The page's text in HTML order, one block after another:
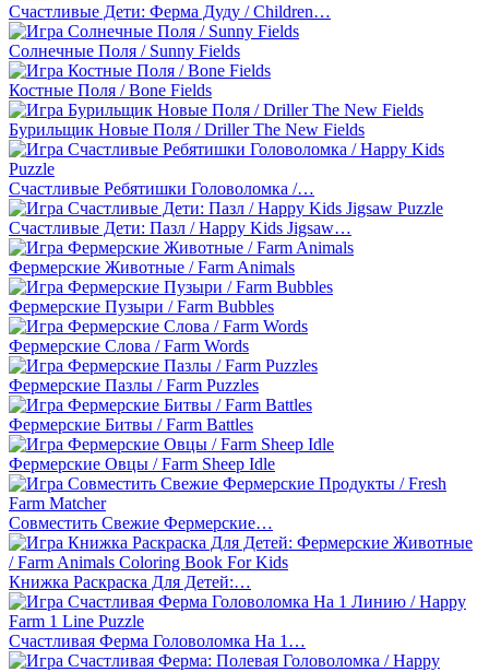
Счастливые Дети: Ферма Дуду / Children…
Солнечные Поля / Sunny Fields
Костные Поля / Bone Fields
Бурильщик Новые Поля / Driller The New Fields
Счастливые Ребятишки Головоломка /…
Счастливые Дети: Пазл / Happy Kids Jigsaw…
Фермерские Животные / Farm Animals
Фермерские Пузыри / Farm Bubbles
Фермерские Слова / Farm Words
Фермерские Пазлы / Farm Puzzles
Фермерские Битвы / Farm Battles
Фермерские Овцы / Farm Sheep Idle
Совместить Свежие Фермерские…
Книжка Раскраска Для Детей:…
Счастливая Ферма Головоломка На 1…